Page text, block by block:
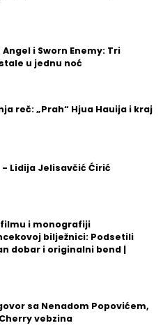
i Sworn Enemy: Tri
u jednu noć
reč: „Prah“ Hjua Hauija i kraj
- Lidija Jelisavčić Ćirić
filmu i monografiji
bilježnici: Podsetili
dobar i originalni bend |
sa Nenadom Popovićem,
vebzina